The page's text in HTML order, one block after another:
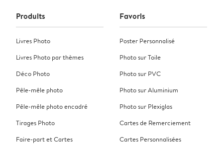
Produits
Livres Photo
Livres Photo par thèmes
Déco Photo
Pêle-mêle photo
Pêle-mêle photo encadré
Tirages Photo
Faire-part et Cartes
Favoris
Poster Personnalisé
Photo sur Toile
Photo sur PVC
Photo sur Aluminium
Photo sur Plexiglas
Cartes de Remerciement
Cartes Personnalisées